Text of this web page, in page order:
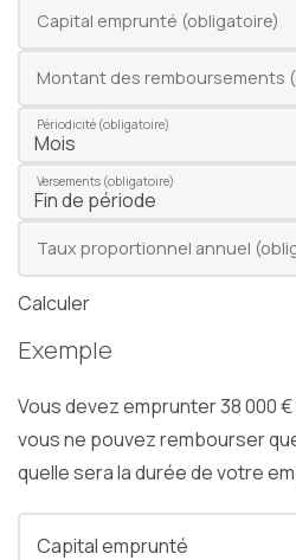
Création
Chef
Gestion de
Échéancier
Simulateurs
Capital emprunté (obligatoire)
Montant des remboursements
Périodicité (obligatoire)
Versements (obligatoire)
Taux proportionnel annuel
Calculer
Exemple
Vous devez emprunter 38 000 €
vous ne pouvez rembourser
quelle sera la durée de votre
Capital emprunté